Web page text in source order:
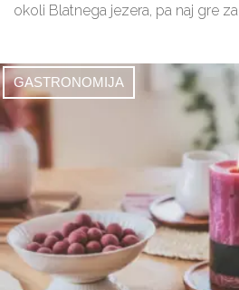
okoli Blatnega jezera, pa naj gre za
GASTRONOMIJA